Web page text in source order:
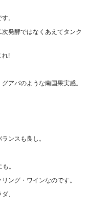
。
発酵ではなくあえてタンク
れ!
アバのような南国果実感。
ンスも良し。
。
ング・ワインなのです。
、